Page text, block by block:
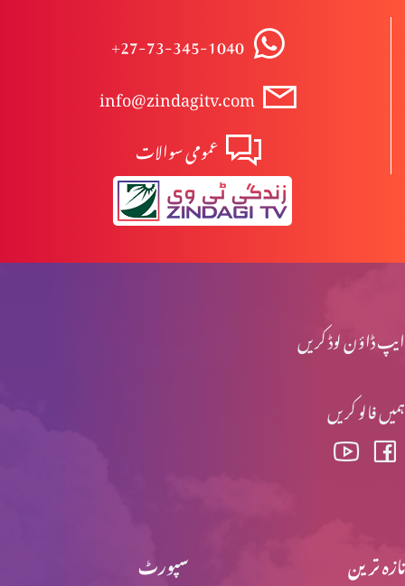
وعدہ پارٹ 5
وعدہ پارٹ 4
+27-73-345-1040
info@zindagitv.com
عمومی سوالات
ایپ ڈاؤن لوڈ کریں
ہمیں فالو کریں
سپورٹ تازہ ترین